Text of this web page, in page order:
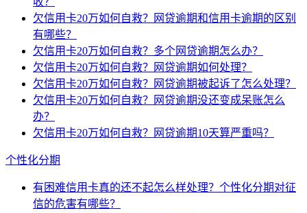
欠信用卡20万如何自救？网贷逾期和信用卡逾期的区别
有哪些？
欠信用卡20万如何自救？多个网贷逾期怎么办？
欠信用卡20万如何自救？网贷逾期如何处理？
欠信用卡20万如何自救？网贷逾期被起诉了怎么处理？
欠信用卡20万如何自救？网贷逾期没还变成呆账怎么
办？
欠信用卡20万如何自救？网贷逾期10天算严重吗？
个性化分期
有困难信用卡真的还不起怎么样处理？个性化分期对征
信的危害有哪些？